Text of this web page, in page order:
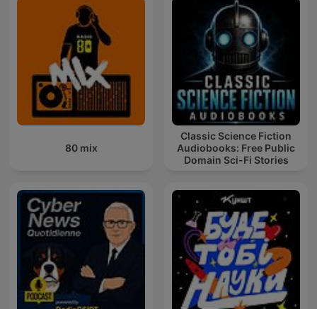
80 mix
Classic Science Fiction
Audiobooks: Free Public
Domain Sci-Fi Stories